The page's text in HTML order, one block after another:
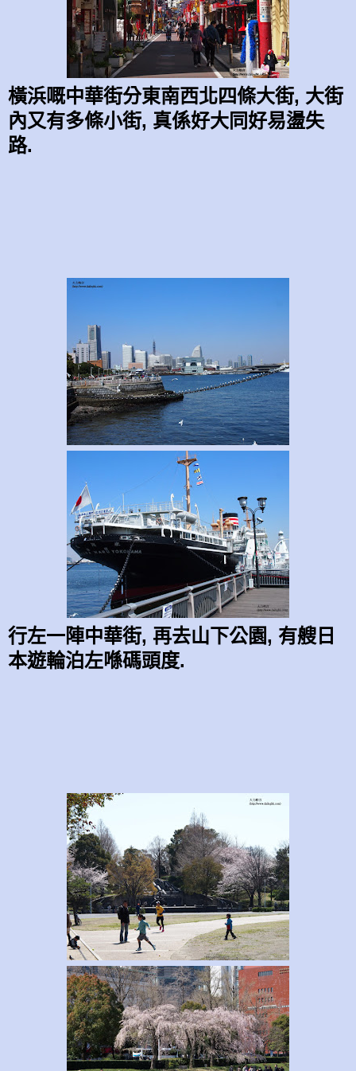
橫浜嘅中華街分東南西北四條大街, 大街
內又有多條小街, 真係好大同好易盪失
路.
行左一陣中華街, 再去山下公園, 有艘日
本遊輪泊左喺碼頭度.